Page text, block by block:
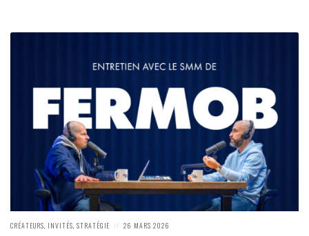
POSTED
CRÉATEURS, INVITÉS, STRATÉGIE
POSTED
26 MARS 2026